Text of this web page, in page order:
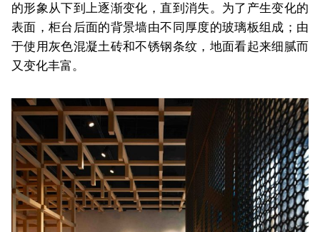
的形象从下到上逐渐变化，直到消失。为了产生变化的
表面，柜台后面的背景墙由不同厚度的玻璃板组成；由
于使用灰色混凝土砖和不锈钢条纹，地面看起来细腻而
又变化丰富。